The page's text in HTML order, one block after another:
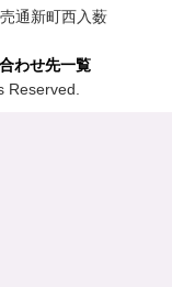
通新町西入薮
わせ先一覧
Reserved.